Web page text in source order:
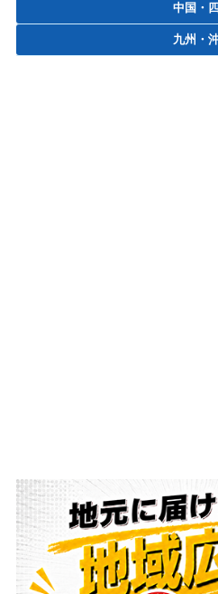
中国・
九州・